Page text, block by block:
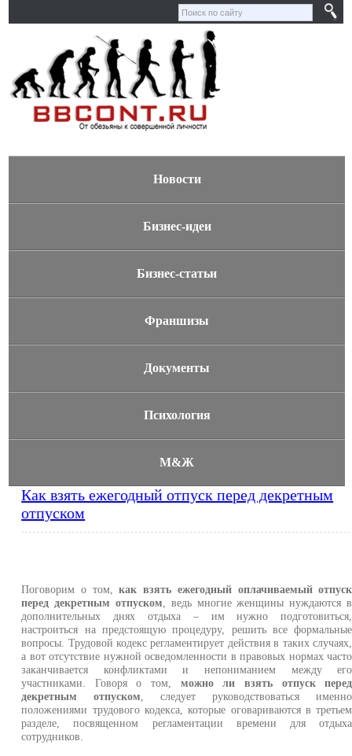
Новости
Бизнес-идеи
Бизнес-статьи
Франшизы
Документы
Психология
М&Ж
Как взять ежегодный отпуск перед декретным
отпуском
Поговорим о том,как взять ежегодный оплачиваемый отпуск
перед декретным отпуском, ведь многие женщины нуждаются в
дополнительных днях отдыха – им нужно подготовиться,
настроиться на предстоящую процедуру, решить все формальные
вопросы. Трудовой кодекс регламентирует действия в таких случаях,
а вот отсутствие нужной осведомленности в правовых нормах часто
заканчивается конфликтами и непониманием между его
участниками. Говоря о том, можно ли взять отпуск перед
декретным отпуском, следует руководствоваться именно
положениями трудового кодекса, которые оговариваются в третьем
разделе, посвященном регламентации времени для отдыха
сотрудников.